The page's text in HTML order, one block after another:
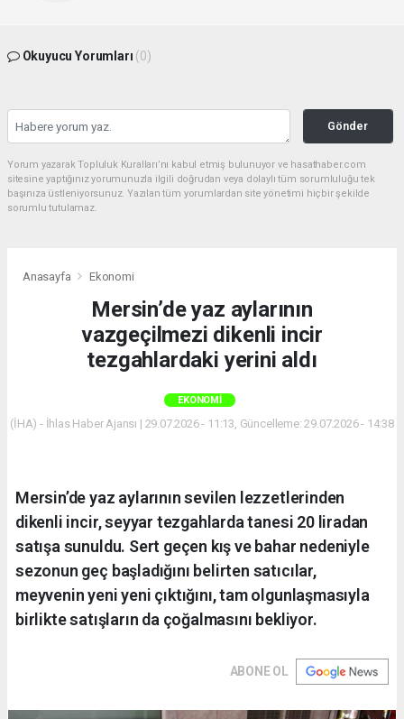
Okuyucu Yorumları (0)
Gönder
Yorum yazarak Topluluk Kuralları’nı kabul etmiş bulunuyor ve hasathaber.com
sitesine yaptığınız yorumunuzla ilgili doğrudan veya dolaylı tüm sorumluluğu tek
başınıza üstleniyorsunuz. Yazılan tüm yorumlardan site yönetimi hiçbir şekilde
sorumlu tutulamaz.
Anasayfa Ekonomi
Mersin’de yaz aylarının
vazgeçilmezi dikenli incir
tezgahlardaki yerini aldı
EKONOMI
(İHA) - İhlas Haber Ajansı | 29.07.2026 - 11:13, Güncelleme: 29.07.2026 - 14:38
Mersin’de yaz aylarının sevilen lezzetlerinden
dikenli incir, seyyar tezgahlarda tanesi 20 liradan
satışa sunuldu. Sert geçen kış ve bahar nedeniyle
sezonun geç başladığını belirten satıcılar,
meyvenin yeni yeni çıktığını, tam olgunlaşmasıyla
birlikte satışların da çoğalmasını bekliyor.
ABONE OL